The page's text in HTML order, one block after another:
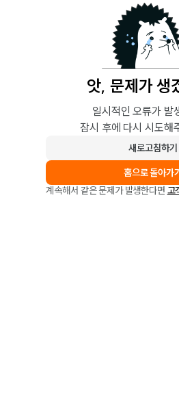
앗, 문제가 생
일시적인 오류가 발
잠시 후에 다시 시도해
새로고침하기
홈으로 돌아가
계속해서 같은 문제가 발생한다면 고